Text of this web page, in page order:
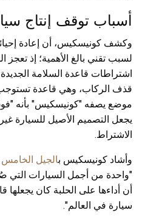
أسباب توقف إنتاج
وكشف كونيسكيس، أن إعادة
لسبب تقني بالغ الأهمية؛ إذ تعجز
اشتراطات قاعدة السلامة
قذف الركاب، وهي قاعدة
موضع يصفه "كونيسكيس" بأنه
يجعل التصميم الأصيل للسيارة
الاشتراط.
وأشاد كونيسكيس بالجيل الخامس
"واحدة من أجمل السيارات التي
أن أداءها على الحلبة كان
سيارة في العالم".